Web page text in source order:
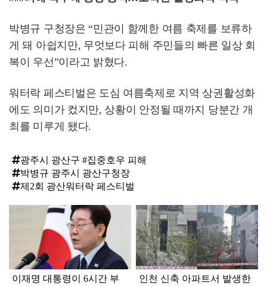
박병규 구청장은 “민관이 함께한 여름 축제를 보류하
게 돼 아쉽지만, 무엇보다 피해 주민들의 빠른 일상 회
복이 우선”이라고 밝혔다.
워터락 페스티벌은 도심 여름축제로 지역 상권활성화
에도 의미가 컸지만, 상황이 안정될 때까지 당분간 개
최를 미루게 됐다.
광주시 광산구 #집중호우 피해
박병규 광주시 광산구청장
제2회 광산워터락 페스티벌
이재명 대통령이 6시간 부 인천 신축 아파트서 발생한